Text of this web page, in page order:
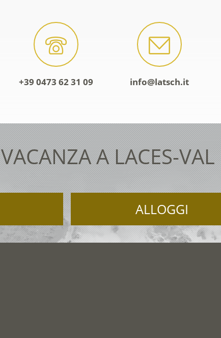
+39 0473 62 31 09 info@latsch.it
VACANZA A LACES-
ALLOGGI